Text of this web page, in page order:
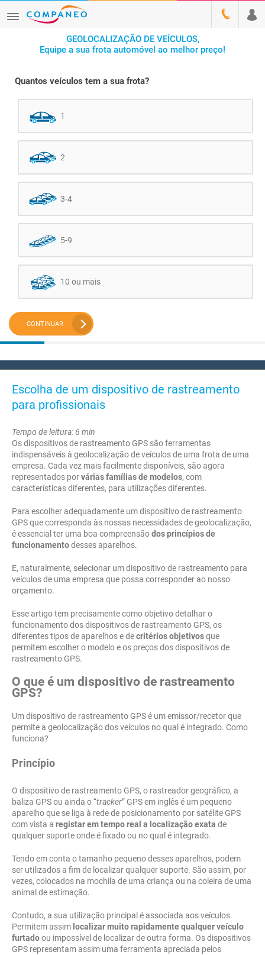
GEOLOCALIZAÇÃO DE VEÍCULOS,
Equipe a sua frota automóvel ao melhor preço!
Quantos veículos tem a sua frota?
1
2
3-4
5-9
10 ou mais
CONTINUAR
Escolha de um dispositivo de rastreamento
para profissionais
Tempo de leitura: 6 min
Os dispositivos de rastreamento GPS são ferramentas
indispensáveis à geolocalização de veículos de uma frota de uma
empresa. Cada vez mais facilmente disponíveis, são agora
representados porvárias famílias de modelos, com
características diferentes, para utilizações diferentes.
Para escolher adequadamente um dispositivo de rastreamento
GPS que corresponda às nossas necessidades de geolocalização,
é essencial ter uma boa compreensãodos princípios de
funcionamentodesses aparelhos.
E, naturalmente, selecionar um dispositivo de rastreamento para
veículos de uma empresa que possa corresponder ao nosso
orçamento.
Esse artigo tem precisamente como objetivo detalhar o
funcionamento dos dispositivos de rastreamento GPS, os
diferentes tipos de aparelhos e decritérios objetivosque
permitem escolher o modelo e os preços dos dispositivos de
rastreamento GPS.
O que é um dispositivo de rastreamento
GPS?
Um dispositivo de rastreamento GPS é um emissor/recetor que
permite a geolocalização dos veículos no qual é integrado. Como
funciona?
Princípio
O dispositivo de rastreamento GPS, o rastreador geográfico, a
baliza GPS ou ainda o “tracker” GPS em inglês é um pequeno
aparelho que se liga à rede de posicionamento por satélite GPS
com vista a registar em tempo real a localizaçãoexata de
qualquer suporte onde é fixado ou no qual é integrado.
Tendo em conta o tamanho pequeno desses aparelhos, podem
ser utilizados a fim de localizar qualquer suporte. São assim, por
vezes, colocados na mochila de uma criança ou na coleira de uma
animal de estimação.
Contudo, a sua utilização principal é associada aos veículos.
Permitem assim localizar muito rapidamente qualquer veículo
furtadoou impossível de localizar de outra forma. Os dispositivos
GPS representam assim uma ferramenta apreciada pelos